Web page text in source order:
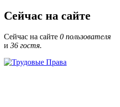
Сейчас на сайте
Сейчас на сайте 0 пользователя
и 36 гостя.